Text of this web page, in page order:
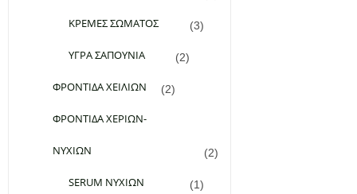
ΚΡΕΜΕΣ ΣΩΜΑΤΟΣ (3)
ΥΓΡΑ ΣΑΠΟΥΝΙΑ (2)
ΦΡΟΝΤΙΔΑ ΧΕΙΛΙΩΝ (2)
ΦΡΟΝΤΙΔΑ ΧΕΡΙΩΝ-
ΝΥΧΙΩΝ (2)
SERUM ΝΥΧΙΩΝ (1)
Add to Wishlist